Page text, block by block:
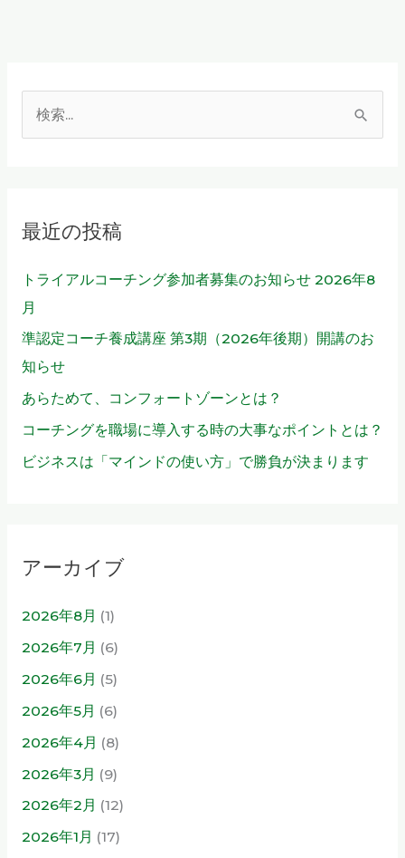
:最近の投稿
トライアルコーチング参加者募集のお知らせ 2026年8
月
準認定コーチ養成講座 第3期（2026年後期）開講のお
知らせ
あらためて、コンフォートゾーンとは？
コーチングを職場に導入する時の大事なポイントとは？
ビジネスは「マインドの使い方」で勝負が決まります
アーカイブ
2026年8月 (1)
2026年7月 (6)
2026年6月 (5)
2026年5月 (6)
2026年4月 (8)
2026年3月 (9)
2026年2月 (12)
2026年1月 (17)